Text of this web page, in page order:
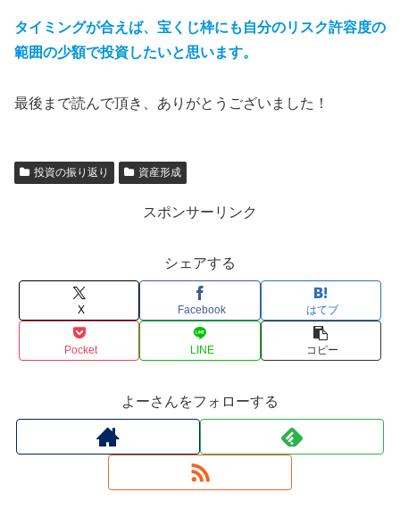
タイミングが合えば、宝くじ枠にも自分のリスク許容度の
範囲の少額で投資したいと思います。
最後まで読んで頂き、ありがとうございました！
投資の振り返り 資産形成
スポンサーリンク
シェアする
X Facebook はてブ
Pocket LINE コピー
よーさんをフォローする